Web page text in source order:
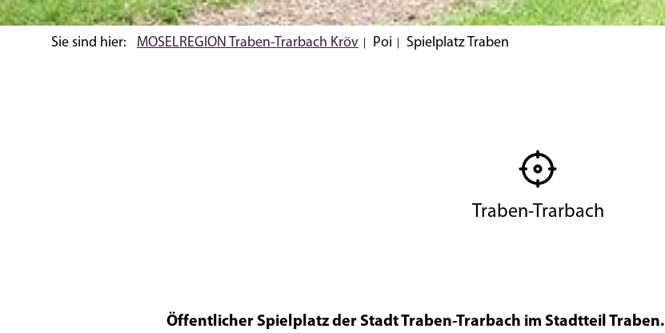
Sie sind hier: MOSELREGION Traben-Trarbach Kröv Poi Spielplatz Traben
Traben-Trarbach
Öffentlicher Spielplatz der Stadt Traben-Trarbach im Stadtteil Traben.